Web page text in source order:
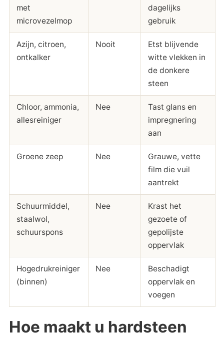
met
microvezelmop
dagelijks
gebruik
Azijn, citroen,
ontkalker
Nooit
Etst blijvende
witte vlekken in
de donkere
steen
Chloor, ammonia,
allesreiniger
Nee
Tast glans en
impregnering
aan
Groene zeep Nee
Grauwe, vette
film die vuil
aantrekt
Schuurmiddel,
staalwol,
schuurspons
Nee
Krast het
gezoete of
gepolijste
oppervlak
Hogedrukreiniger
(binnen)
Nee
Beschadigt
oppervlak en
voegen
Hoe maakt u hardsteen